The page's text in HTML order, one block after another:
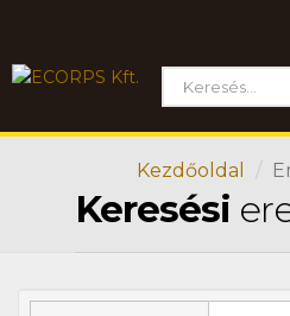
Kezdőoldal
Keresési